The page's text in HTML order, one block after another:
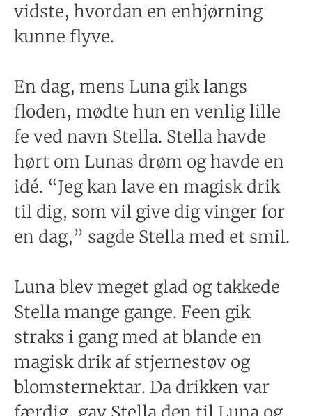
vidste, hvordan en enhjørning
kunne flyve.
En dag, mens Luna gik langs
floden, mødte hun en venlig lille
fe ved navn Stella. Stella havde
hørt om Lunas drøm og havde en
idé. “Jeg kan lave en magisk drik
til dig, som vil give dig vinger for
en dag,” sagde Stella med et smil.
Luna blev meget glad og takkede
Stella mange gange. Feen gik
straks i gang med at blande en
magisk drik af stjernestøv og
blomsternektar. Da drikken var